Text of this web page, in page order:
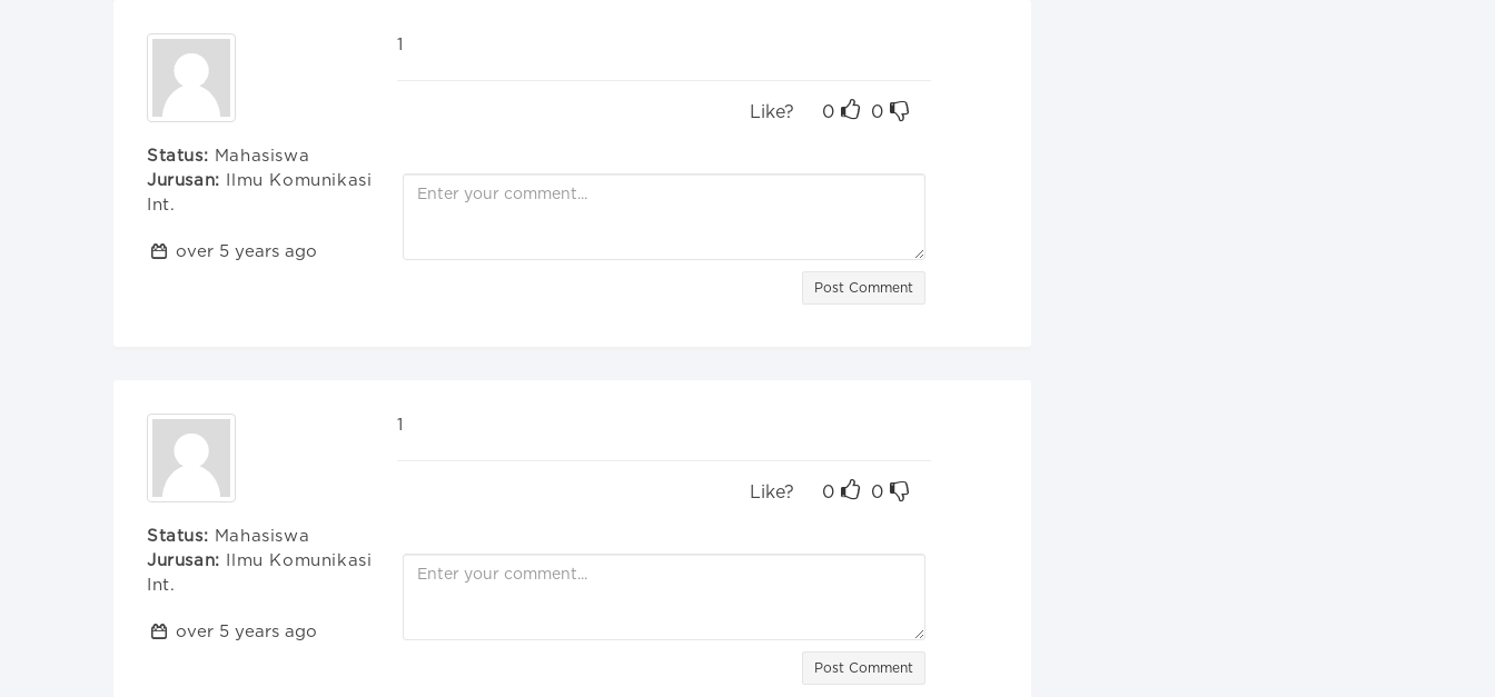
Status: Mahasiswa
Jurusan: Ilmu Komunikasi
Int.
over 5 years ago
1
Like? 0 0
Post Comment
Status: Mahasiswa
Jurusan: Ilmu Komunikasi
Int.
over 5 years ago
1
Like? 0 0
Post Comment